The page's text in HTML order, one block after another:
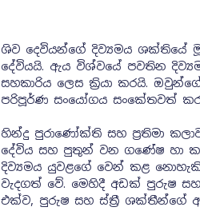
ශිව දෙවියන්ගේ දිව්‍යමය ශක්තියේ
දේවියයි. ඇය විශ්වයේ පවතින
සහකාරිය ලෙස ක්‍රියා කරයි.
පරිපූර්ණ සංයෝගය සංකේතවත්
හින්දු පුරාණෝක්ති සහ ප්‍රතිමා
දේවිය සහ පුතුන් වන ගණේෂ හා
දිව්‍යමය යුවළගේ වෙන් කළ
වැදගත් වේ. මෙහිදී අඩක් පුරුෂ
එක්ව, පුරුෂ සහ ස්ත්‍රී ශක්තීන්ගේ